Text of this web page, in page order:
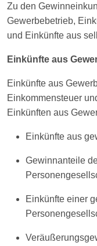
Zu den
Gewerbebetrieb,
und Einkünfte aus
Einkünfte aus
Einkünfte aus
Einkommensteuer
Einkünften aus
Einkünfte aus
Gewinnanteile
Einkünfte einer